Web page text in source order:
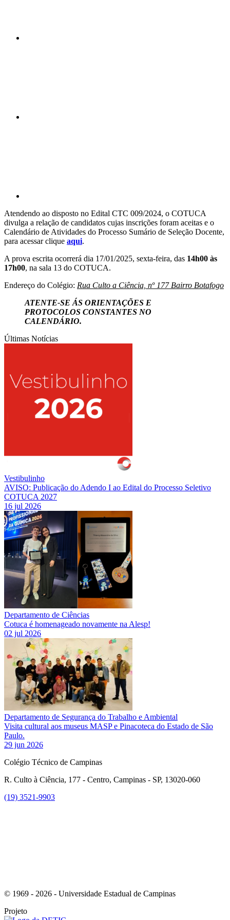
Atendendo ao disposto no Edital CTC 009/2024, o COTUCA
divulga a relação de candidatos cujas inscrições foram aceitas e o
Calendário de Atividades do Processo Sumário de Seleção Docente,
para acessar clique aqui.
A prova escrita ocorrerá dia 17/01/2025, sexta-feira, das 14h00 às
17h00, na sala 13 do COTUCA.
Endereço do Colégio: Rua Culto a Ciência, nº 177 Bairro Botafogo
ATENTE-SE ÁS ORIENTAÇÕES E
PROTOCOLOS CONSTANTES NO
CALENDÁRIO.
Últimas Notícias
Vestibulinho
AVISO: Publicação do Adendo I ao Edital do Processo Seletivo
COTUCA 2027
16 jul 2026
Departamento de Ciências
Cotuca é homenageado novamente na Alesp!
02 jul 2026
Departamento de Segurança do Trabalho e Ambiental
Visita cultural aos museus MASP e Pinacoteca do Estado de São
Paulo.
29 jun 2026
Colégio Técnico de Campinas
R. Culto à Ciência, 177 - Centro, Campinas - SP, 13020-060
(19) 3521-9903
© 1969 - 2026 - Universidade Estadual de Campinas
Projeto